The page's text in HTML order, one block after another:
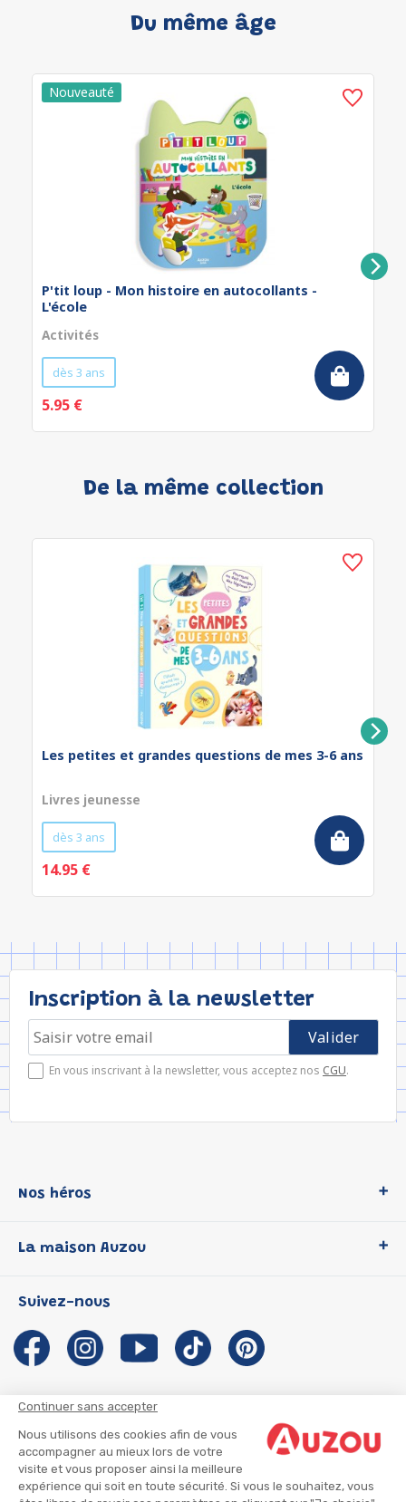
Continuer sans accepter
Nous utilisons des cookies afin de vous
accompagner au mieux lors de votre
visite et vous proposer ainsi la meilleure
expérience qui soit en toute sécurité. Si vous le souhaitez, vous
Du même âge
P'tit loup - Mon histoire en autocollants -
L'école
Activités
dès 3 ans
5.95 €
De la même collection
Les petites et grandes questions de mes 3-6 ans
Livres jeunesse
dès 3 ans
14.95 €
Inscription à la newsletter
En vous inscrivant à la newsletter, vous acceptez nos CGU.
Nos héros
P'tit Loup
Les Influenceuses
Migali
Petite Taupe
La maison Auzou
Notre histoire
Auzou s'engage
Auteurs et illustrateurs Auzou
Suivre mon colis
Infos consommateur
Suivez-nous
CGU
CGV